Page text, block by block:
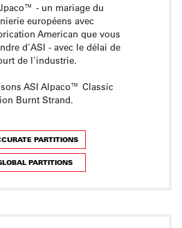
- un mariage du
européens avec
American que vous
d'ASI - avec le délai de
de l'industrie.
ASI Alpaco™ Classic
Burnt Strand.
PARTITIONS
PARTITIONS